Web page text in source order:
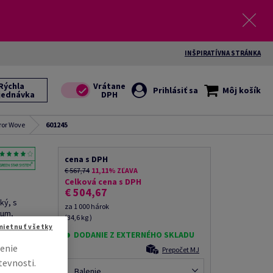
INŠPIRATÍVNA STRÁNKA
Prihlásiť sa Môj košík
Wove 601245
s
Mix
kolegovi
cena s DPH
€ 567,74 11,11% ZĽAVA
Celková cena s DPH
€ 504,67
za 1 000 hárok
(34,6 kg )
DODANIE Z EXTERNÉHO SKLADU
Prepočet MJ
všetky